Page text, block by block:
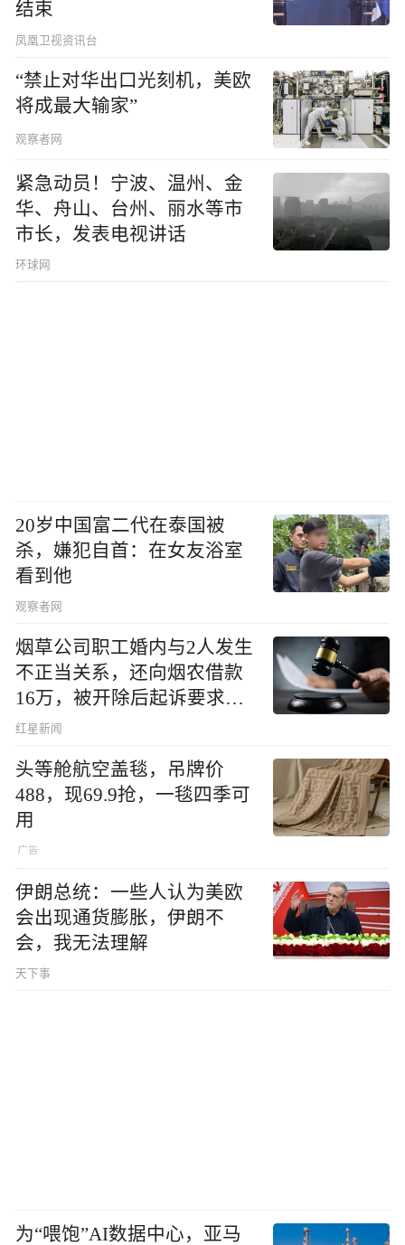
结束
凤凰卫视资讯台
“禁止对华出口光刻机，美欧
将成最大输家”
观察者网
紧急动员！宁波、温州、金
华、舟山、台州、丽水等市
市长，发表电视讲话
环球网
20岁中国富二代在泰国被
杀，嫌犯自首：在女友浴室
看到他
观察者网
烟草公司职工婚内与2人发生
不正当关系，还向烟农借款
16万，被开除后起诉要求复
职，法院判了
红星新闻
头等舱航空盖毯，吊牌价
488，现69.9抢，一毯四季可
用
伊朗总统：一些人认为美欧
会出现通货膨胀，伊朗不
会，我无法理解
天下事
为“喂饱”AI数据中心，亚马